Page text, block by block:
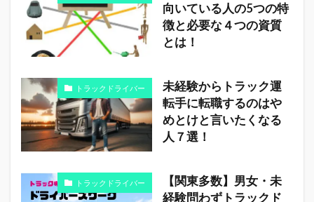
向いている人の5つの特
徴と必要な４つの資質
とは！
トラックドライバー
未経験からトラック運
転手に転職するのはや
めとけと言いたくなる
人７選！
トラックドライバー
【関東多数】男女・未
経験問わずトラックド